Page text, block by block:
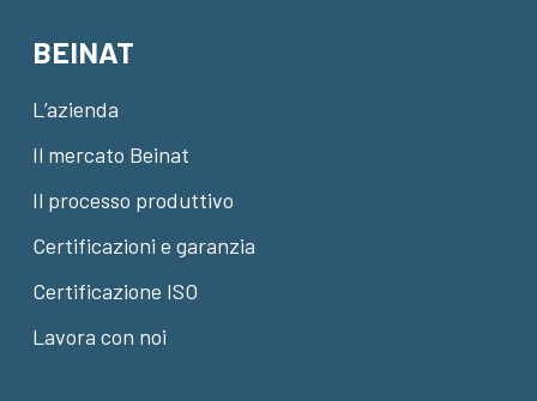
BEINAT
L’azienda
Il mercato Beinat
Il processo produttivo
Certificazioni e garanzia
Certificazione ISO
Lavora con noi